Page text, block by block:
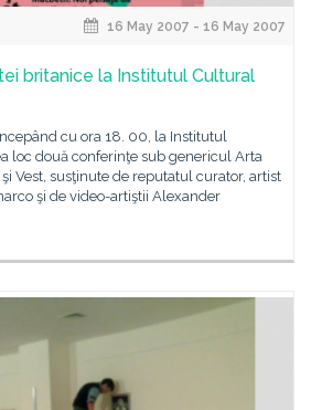
16 May 2007 - 16 May 2007
britanice la Institutul Cultural
cu ora 18. 00, la Institutul
loc două conferinţe sub genericul Arta
Vest, susţinute de reputatul curator, artist
şi de video-artiştii Alexander